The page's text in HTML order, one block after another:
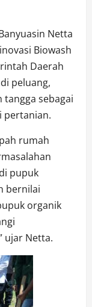
Netta
Biowash
Daerah
peluang,
sebagai
pertanian.
rumah
pupuk
bernilai
organik
ujar Netta.